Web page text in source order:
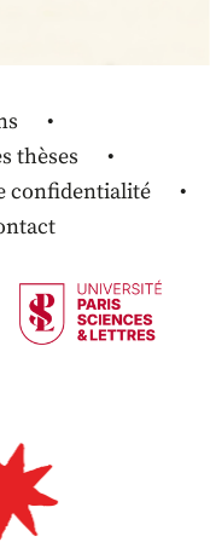
thèses
confidentialité